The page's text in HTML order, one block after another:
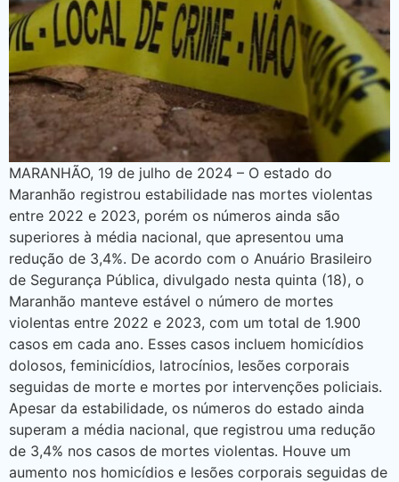
MARANHÃO, 19 de julho de 2024 – O estado do
Maranhão registrou estabilidade nas mortes violentas
entre 2022 e 2023, porém os números ainda são
superiores à média nacional, que apresentou uma
redução de 3,4%. De acordo com o Anuário Brasileiro
de Segurança Pública, divulgado nesta quinta (18), o
Maranhão manteve estável o número de mortes
violentas entre 2022 e 2023, com um total de 1.900
casos em cada ano. Esses casos incluem homicídios
dolosos, feminicídios, latrocínios, lesões corporais
seguidas de morte e mortes por intervenções policiais.
Apesar da estabilidade, os números do estado ainda
superam a média nacional, que registrou uma redução
de 3,4% nos casos de mortes violentas. Houve um
aumento nos homicídios e lesões corporais seguidas de